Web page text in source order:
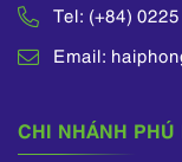
Tel: (+84)
Email:
CHI NHÁNH PHÚ